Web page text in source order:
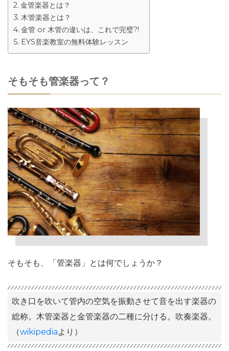
金管楽器とは？
木管楽器とは？
金管 or 木管の違いは、これで完璧?!
EYS音楽教室の無料体験レッスン
そもそも管楽器って？
そもそも、「管楽器」とは何でしょうか？
吹き口を吹いて管内の空気を振動させて音を出す楽器の
総称。木管楽器と金管楽器の二種に分ける。吹奏楽器。
（wikipediaより）